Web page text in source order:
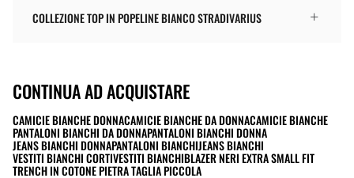
COLLEZIONE TOP IN POPELINE BIANCO STRADIVARIUS
CONTINUA AD ACQUISTARE
CAMICIE BIANCHE DONNACAMICIE BIANCHE DA DONNACAMICIE BIANCHE
PANTALONI BIANCHI DA DONNAPANTALONI BIANCHI DONNA
JEANS BIANCHI DONNAPANTALONI BIANCHIJEANS BIANCHI
VESTITI BIANCHI CORTIVESTITI BIANCHIBLAZER NERI EXTRA SMALL FIT
TRENCH IN COTONE PIETRA TAGLIA PICCOLA